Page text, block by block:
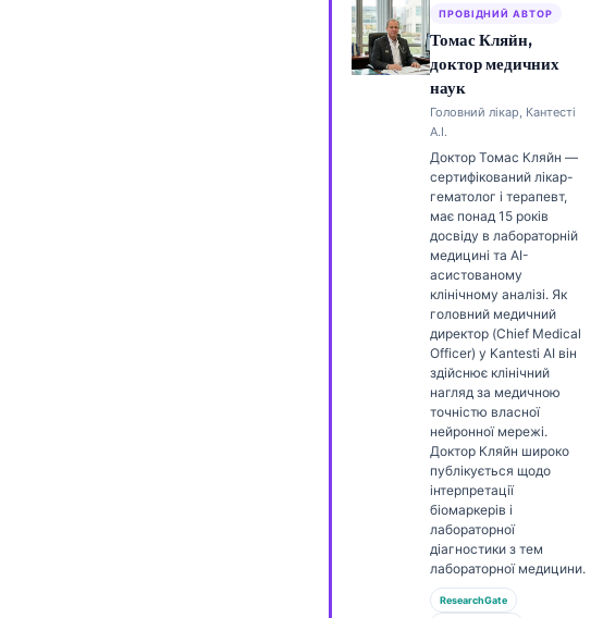
ПРОВІДНИЙ АВТОР
Томас Кляйн,
доктор медичних
наук
Головний лікар, Кантесті
А.І.
Доктор Томас Кляйн —
сертифікований лікар-
гематолог і терапевт,
має понад 15 років
досвіду в лабораторній
медицині та AI-
асистованому
клінічному аналізі. Як
головний медичний
директор (Chief Medical
Officer) у Kantesti AI він
здійснює клінічний
нагляд за медичною
точністю власної
нейронної мережі.
Доктор Кляйн широко
публікується щодо
інтерпретації
біомаркерів і
лабораторної
діагностики з тем
лабораторної медицини.
ResearchGate